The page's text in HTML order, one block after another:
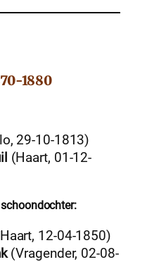
1880
29-10-1813)
(Haart, 01-12-
12-04-1850)
(Vragender, 02-08-